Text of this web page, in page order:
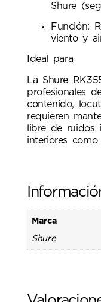
Shure
Función:
viento y
Ideal para
La Shure
profesionales
contenido,
requieren
libre de ruidos
interiores como
Marca
Shure